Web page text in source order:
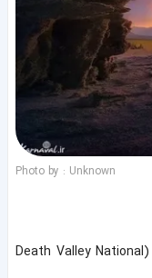
Photo by : Unknown
این لحظه ی چشم نواز در پارک ملی دث ولی (Death Valley National